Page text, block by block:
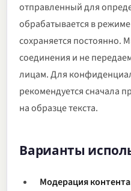
отправленный для
обрабатывается в
сохраняется постоянно.
соединения и не
лицам. Для
рекомендуется сначала
на образце текста.
Варианты
Модерация